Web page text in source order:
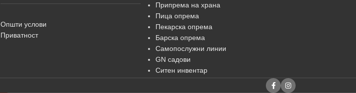
Општи услови
Приватност
Припрема на храна
Пица опрема
Пекарска опрема
Барска опрема
Самопослужни линии
GN садови
Ситен инвентар